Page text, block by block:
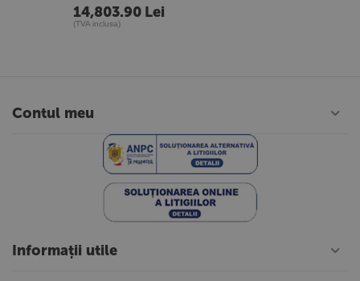
14,803.90 Lei
(TVA inclusa)
Contul meu
Informații utile